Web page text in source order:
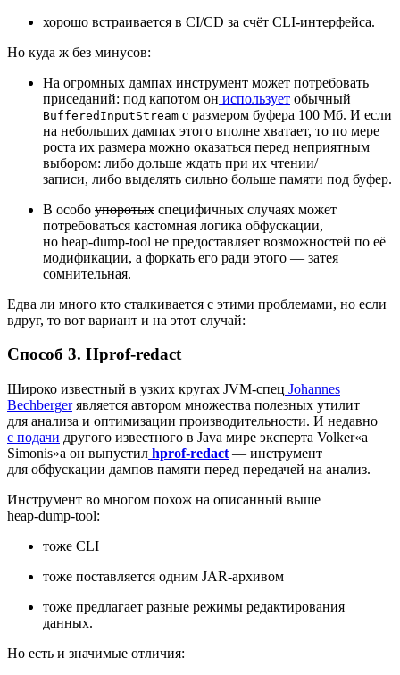
хорошо встраивается в CI/CD за счёт CLI‑интерфейса.
Но куда ж без минусов:
На огромных дампах инструмент может потребовать
приседаний: под капотом он использует обычный
BufferedInputStream с размером буфера 100 Мб. И если
на небольших дампах этого вполне хватает, то по мере
роста их размера можно оказаться перед неприятным
выбором: либо дольше ждать при их чтении/
записи, либо выделять сильно больше памяти под буфер.
В особо упоротых специфичных случаях может
потребоваться кастомная логика обфускации,
но heap‑dump‑tool не предоставляет возможностей по её
модификации, а форкать его ради этого — затея
сомнительная.
Едва ли много кто сталкивается с этими проблемами, но если
вдруг, то вот вариант и на этот случай:
Способ 3. Hprof‑redact
Широко известный в узких кругах JVM‑спец Johannes
Bechbergerявляется автором множества полезных утилит
для анализа и оптимизации производительности. И недавно
с подачи другого известного в Java мире эксперта Volker«а
Simonis»а он выпустил hprof‑redact — инструмент
для обфускации дампов памяти перед передачей на анализ.
Инструмент во многом похож на описанный выше
heap‑dump‑tool:
тоже CLI
тоже поставляется одним JAR‑архивом
тоже предлагает разные режимы редактирования
данных.
Но есть и значимые отличия: